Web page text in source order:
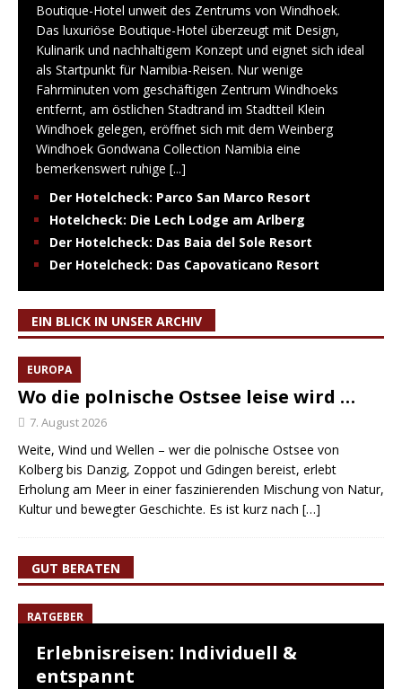
Boutique-Hotel unweit des Zentrums von Windhoek.
Das luxuriöse Boutique-Hotel überzeugt mit Design,
Kulinarik und nachhaltigem Konzept und eignet sich ideal
als Startpunkt für Namibia-Reisen. Nur wenige
Fahrminuten vom geschäftigen Zentrum Windhoeks
entfernt, am östlichen Stadtrand im Stadtteil Klein
Windhoek gelegen, eröffnet sich mit dem Weinberg
Windhoek Gondwana Collection Namibia eine
bemerkenswert ruhige [...]
Der Hotelcheck: Parco San Marco Resort
Hotelcheck: Die Lech Lodge am Arlberg
Der Hotelcheck: Das Baia del Sole Resort
Der Hotelcheck: Das Capovaticano Resort
EIN BLICK IN UNSER ARCHIV
EUROPA
Wo die polnische Ostsee leise wird …
7. August 2026
Weite, Wind und Wellen – wer die polnische Ostsee von
Kolberg bis Danzig, Zoppot und Gdingen bereist, erlebt
Erholung am Meer in einer faszinierenden Mischung von Natur,
Kultur und bewegter Geschichte. Es ist kurz nach […]
GUT BERATEN
RATGEBER
Erlebnisreisen: Individuell &
entspannt